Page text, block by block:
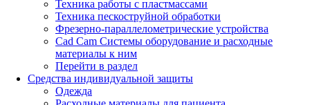
Техника работы с пластмассами
Техника пескоструйной обработки
Фрезерно-параллелометрические устройства
Cad Cam Системы оборудование и расходные
материалы к ним
Перейти в раздел
Средства индивидуальной защиты
Одежда